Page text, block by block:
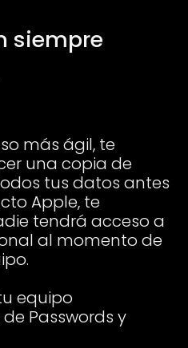
siempre
más ágil, te
una copia de
tus datos antes
Apple, te
tendrá acceso a
al momento de
equipo
Passwords y